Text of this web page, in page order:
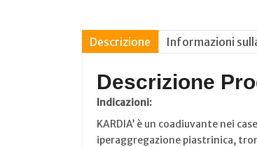
Descrizione Informazioni
Descrizione
Indicazioni:
KARDIA’ è un coadiuvante nei
iperaggregazione piastrinica,